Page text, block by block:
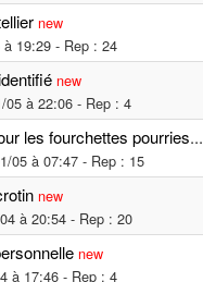
new
19:29 - Rep : 24
new
05 à 22:06 - Rep : 4
les fourchettes pourries...
05 à 07:47 - Rep : 15
new
à 20:54 - Rep : 20
new
à 17:46 - Rep : 4